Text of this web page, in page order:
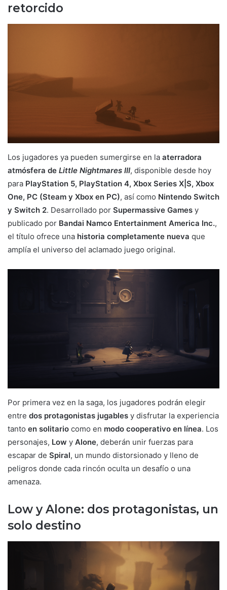
retorcido
Los jugadores ya pueden sumergirse en la aterradora
atmósfera de Little Nightmares III, disponible desde hoy
para PlayStation 5, PlayStation 4, Xbox Series X|S, Xbox
One, PC (Steam y Xbox en PC), así como Nintendo Switch
y Switch 2. Desarrollado por Supermassive Games y
publicado por Bandai Namco Entertainment America Inc.,
el título ofrece una historia completamente nueva que
amplía el universo del aclamado juego original.
Por primera vez en la saga, los jugadores podrán elegir
entre dos protagonistas jugables y disfrutar la experiencia
tanto en solitario como en modo cooperativo en línea. Los
personajes, Low y Alone, deberán unir fuerzas para
escapar de Spiral, un mundo distorsionado y lleno de
peligros donde cada rincón oculta un desafío o una
amenaza.
Low y Alone: dos protagonistas, un
solo destino